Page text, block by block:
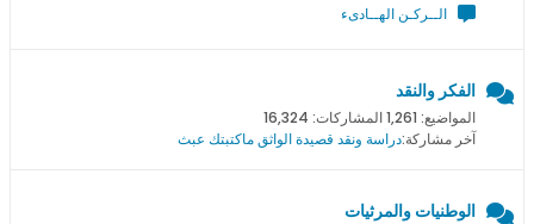
الــركـن الهــادىء
الفكر والنقد
المواضيع: 1,261 المشاركات: 16,324
آخر مشاركة:دراسة ونقد قصيدة الواثق ماكتبتك عبث
الوطنيات والمرثيات